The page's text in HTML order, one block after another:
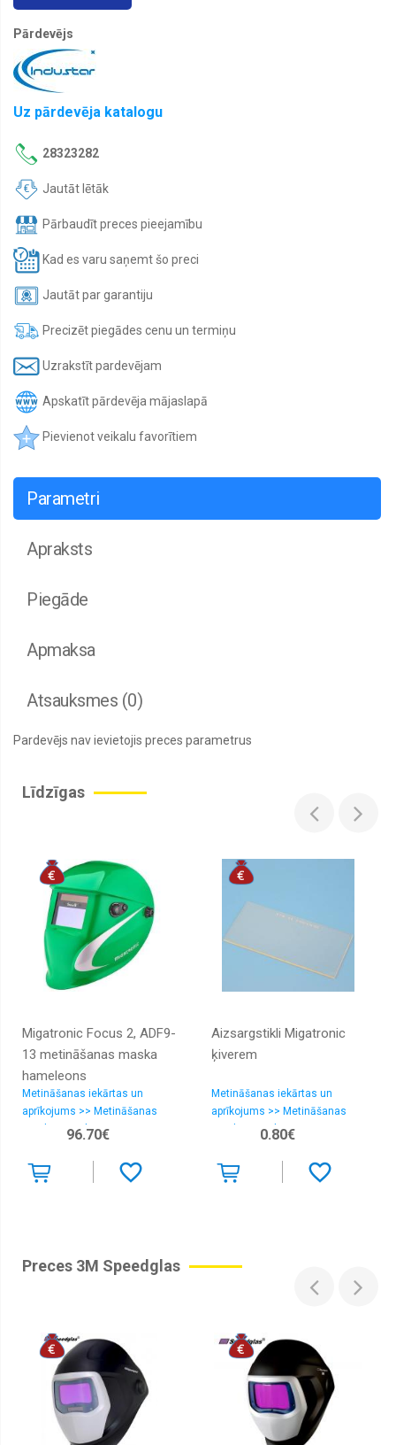
Visi
produkti
Pārdevējs
Uz pārdevēja katalogu
28323282
Jautāt lētāk
Pārbaudīt preces pieejamību
Kad es varu saņemt šo preci
Jautāt par garantiju
Precizēt piegādes cenu un termiņu
Uzrakstīt pardevējam
Apskatīt pārdevēja mājaslapā
Pievienot veikalu favorītiem
Parametri
Apraksts
Piegāde
Apmaksa
Atsauksmes (0)
Pardevējs nav ievietojis preces parametrus
Līdzīgas
Migatronic Focus 2, ADF9-
13 metināšanas maska
hameleons
Metināšanas iekārtas un
aprīkojums >> Metināšanas
maskas, aprīkojums
96.70€
Aizsargstikli Migatronic
ķiverem
Metināšanas iekārtas un
aprīkojums >> Metināšanas
maskas, aprīkojums
0.80€
Preces 3M Speedglas